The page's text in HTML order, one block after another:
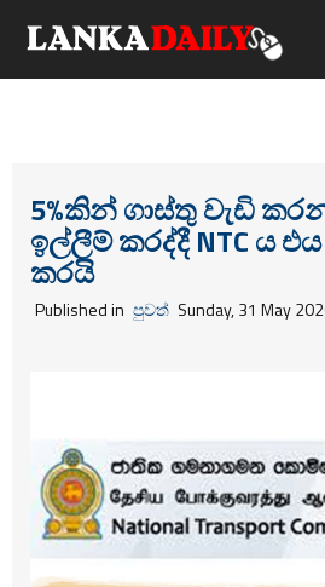
5%කින් ගාස්තු වැඩි
ඉල්ලීම් කරද්දී NTC ය
කරයි
Published in පුවත් Sunday, 31 May
ක්‍රීඩා
කලා
විඩියෝ ගැලරිය
විමසීම්
Advertise with us